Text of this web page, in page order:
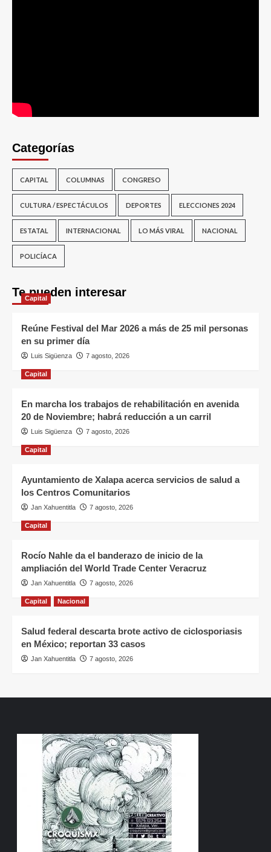
Categorías
CAPITAL COLUMNAS CONGRESO
CULTURA / ESPECTÁCULOS DEPORTES ELECCIONES 2024
ESTATAL INTERNACIONAL LO MÁS VIRAL NACIONAL
POLICÍACA
Te pueden interesar
Capital
Reúne Festival del Mar 2026 a más de 25 mil personas
en su primer día
Luis Sigüenza 7 agosto, 2026
Capital
En marcha los trabajos de rehabilitación en avenida
20 de Noviembre; habrá reducción a un carril
Luis Sigüenza 7 agosto, 2026
Capital
Ayuntamiento de Xalapa acerca servicios de salud a
los Centros Comunitarios
Jan Xahuentitla 7 agosto, 2026
Capital
Rocío Nahle da el banderazo de inicio de la
ampliación del World Trade Center Veracruz
Jan Xahuentitla 7 agosto, 2026
Capital Nacional
Salud federal descarta brote activo de ciclosporiasis
en México; reportan 33 casos
Jan Xahuentitla 7 agosto, 2026